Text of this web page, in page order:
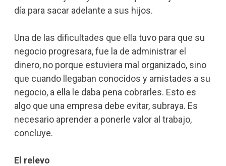
día para sacar adelante a sus hijos.
Una de las dificultades que ella tuvo para que su
negocio progresara, fue la de administrar el
dinero, no porque estuviera mal organizado, sino
que cuando llegaban conocidos y amistades a su
negocio, a ella le daba pena cobrarles. Esto es
algo que una empresa debe evitar, subraya. Es
necesario aprender a ponerle valor al trabajo,
concluye.
El relevo